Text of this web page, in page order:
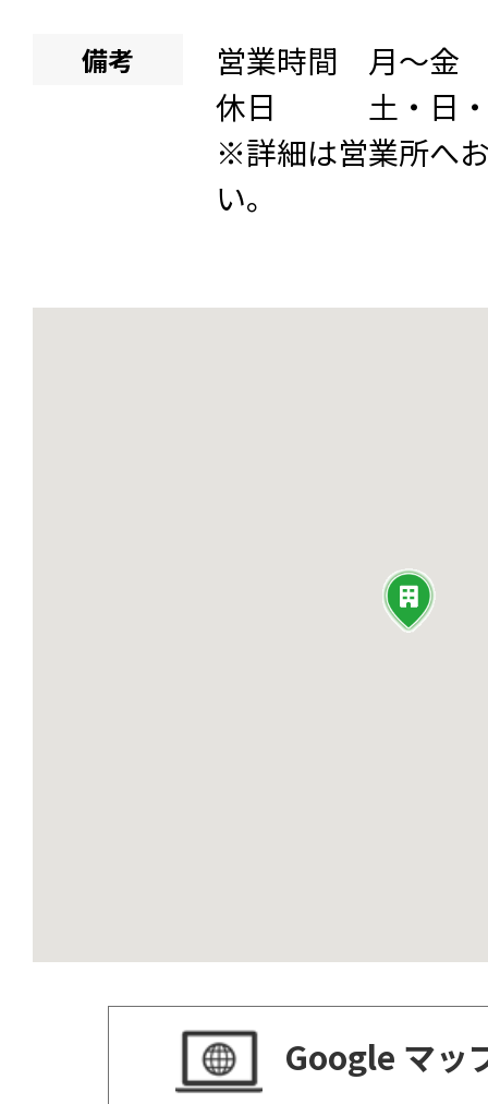
備考
営業時間 月～金
休日 土・日・
※詳細は営業所へ
い。
Google マッ